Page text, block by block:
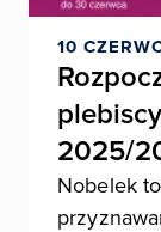
10
2025/
Nobelek